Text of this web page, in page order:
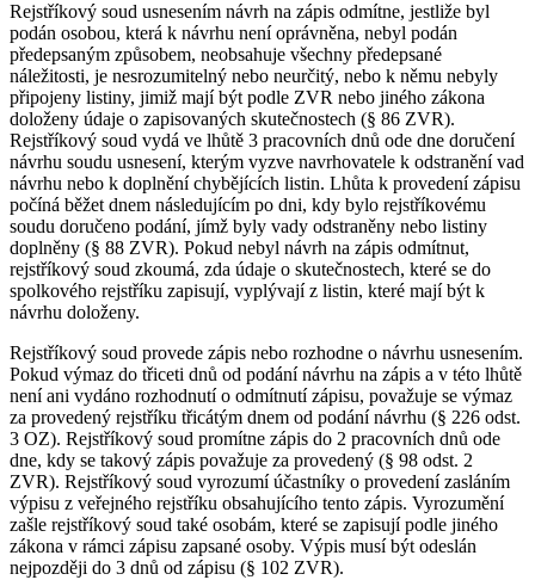
Rejstříkový soud usnesením návrh na zápis odmítne, jestliže byl
podán osobou, která k návrhu není oprávněna, nebyl podán
předepsaným způsobem, neobsahuje všechny předepsané
náležitosti, je nesrozumitelný nebo neurčitý, nebo k němu nebyly
připojeny listiny, jimiž mají být podle ZVR nebo jiného zákona
doloženy údaje o zapisovaných skutečnostech (§ 86 ZVR).
Rejstříkový soud vydá ve lhůtě 3 pracovních dnů ode dne doručení
návrhu soudu usnesení, kterým vyzve navrhovatele k odstranění vad
návrhu nebo k doplnění chybějících listin. Lhůta k provedení zápisu
počíná běžet dnem následujícím po dni, kdy bylo rejstříkovému
soudu doručeno podání, jímž byly vady odstraněny nebo listiny
doplněny (§ 88 ZVR). Pokud nebyl návrh na zápis odmítnut,
rejstříkový soud zkoumá, zda údaje o skutečnostech, které se do
spolkového rejstříku zapisují, vyplývají z listin, které mají být k
návrhu doloženy.
Rejstříkový soud provede zápis nebo rozhodne o návrhu usnesením.
Pokud výmaz do třiceti dnů od podání návrhu na zápis a v této lhůtě
není ani vydáno rozhodnutí o odmítnutí zápisu, považuje se výmaz
za provedený rejstříku třicátým dnem od podání návrhu (§ 226 odst.
3 OZ). Rejstříkový soud promítne zápis do 2 pracovních dnů ode
dne, kdy se takový zápis považuje za provedený (§ 98 odst. 2
ZVR). Rejstříkový soud vyrozumí účastníky o provedení zasláním
výpisu z veřejného rejstříku obsahujícího tento zápis. Vyrozumění
zašle rejstříkový soud také osobám, které se zapisují podle jiného
zákona v rámci zápisu zapsané osoby. Výpis musí být odeslán
nejpozději do 3 dnů od zápisu (§ 102 ZVR).